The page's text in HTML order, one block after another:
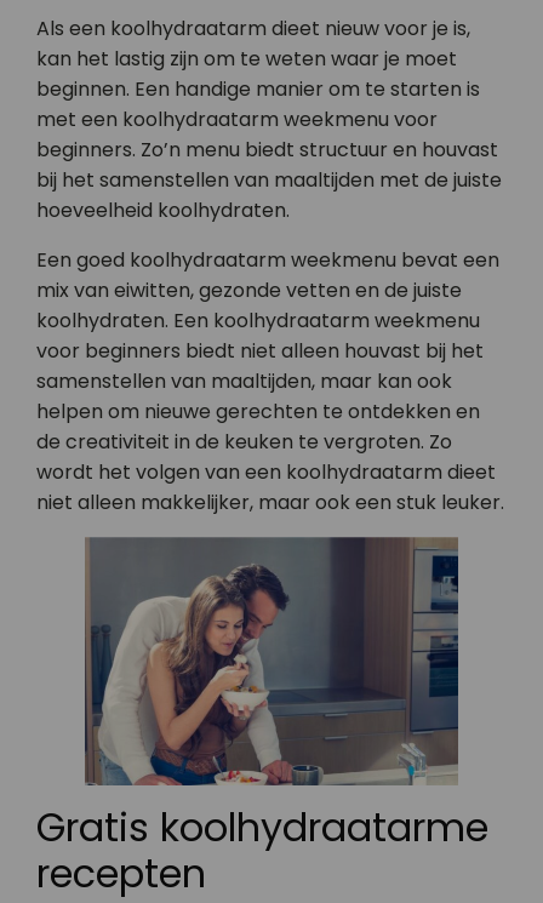
Als een koolhydraatarm dieet nieuw voor je is,
kan het lastig zijn om te weten waar je moet
beginnen. Een handige manier om te starten is
met een koolhydraatarm weekmenu voor
beginners. Zo’n menu biedt structuur en houvast
bij het samenstellen van maaltijden met de juiste
hoeveelheid koolhydraten.
Een goed koolhydraatarm weekmenu bevat een
mix van eiwitten, gezonde vetten en de juiste
koolhydraten. Een koolhydraatarm weekmenu
voor beginners biedt niet alleen houvast bij het
samenstellen van maaltijden, maar kan ook
helpen om nieuwe gerechten te ontdekken en
de creativiteit in de keuken te vergroten. Zo
wordt het volgen van een koolhydraatarm dieet
niet alleen makkelijker, maar ook een stuk leuker.
Gratis koolhydraatarme
recepten